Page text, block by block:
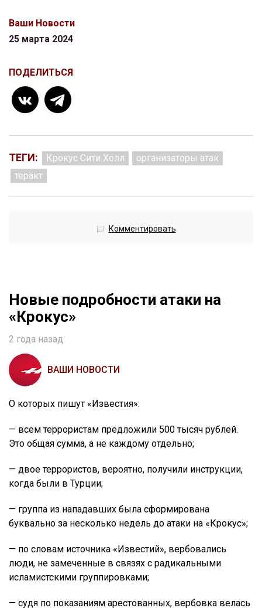
Ваши Новости
25 марта 2024
ПОДЕЛИТЬСЯ
ТЕГИ: Крокус Сити Холл
организаторы атак
теракт
Комментировать
Новые подробности атаки на
«Крокус»
2 года назад
ВАШИ НОВОСТИ
О которых пишут «Известия»:
— всем террористам предложили 500 тысяч рублей.
Это общая сумма, а не каждому отдельно;
— двое террористов, вероятно, получили инструкции,
когда были в Турции;
— группа из нападавших была сформирована
буквально за несколько недель до атаки на «Крокус»;
— по словам источника «Известий», вербовались
люди, не замеченные в связях с радикальными
исламистскими группировками;
— судя по показаниям арестованных, вербовка велась